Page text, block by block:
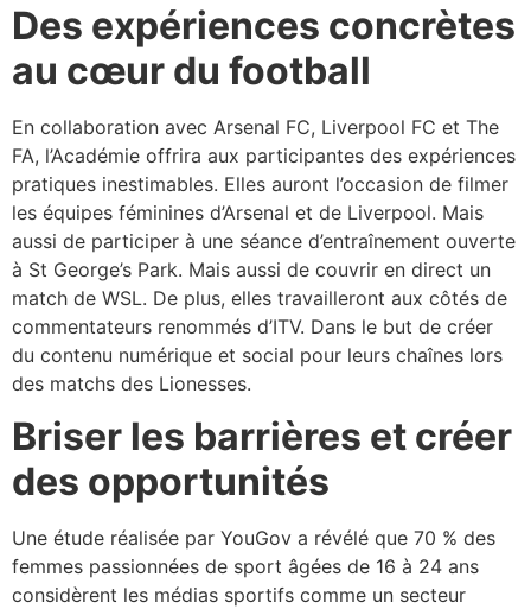
Des expériences concrètes
au cœur du football
En collaboration avec Arsenal FC, Liverpool FC et The
FA, l’Académie offrira aux participantes des expériences
pratiques inestimables. Elles auront l’occasion de filmer
les équipes féminines d’Arsenal et de Liverpool. Mais
aussi de participer à une séance d’entraînement ouverte
à St George’s Park. Mais aussi de couvrir en direct un
match de WSL. De plus, elles travailleront aux côtés de
commentateurs renommés d’ITV. Dans le but de créer
du contenu numérique et social pour leurs chaînes lors
des matchs des Lionesses.
Briser les barrières et créer
des opportunités
Une étude réalisée par YouGov a révélé que 70 % des
femmes passionnées de sport âgées de 16 à 24 ans
considèrent les médias sportifs comme un secteur